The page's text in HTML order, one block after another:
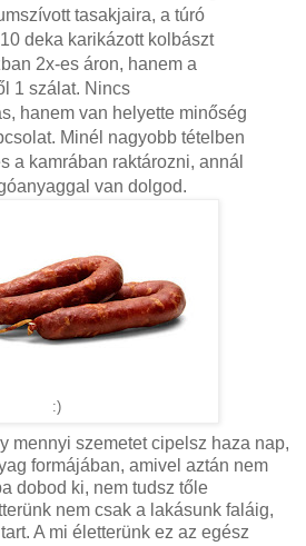
tasakjaira, a túró
deka karikázott kolbászt
2x-es áron, hanem a
1 szálat. Nincs
hanem van helyette minőség
Minél nagyobb tételben
a kamrában raktározni, annál
van dolgod.
:)
mennyi szemetet cipelsz haza nap,
formájában, amivel aztán nem
dobod ki, nem tudsz tőle
nem csak a lakásunk faláig,
A mi életterünk ez az egész